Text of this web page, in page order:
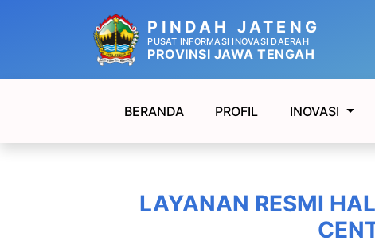
PINDAH JATENG
PUSAT INFORMASI INOVASI DAERAH
PROVINSI JAWA TENGAH
BERANDA PROFIL INOVASI
LAYANAN RESMI